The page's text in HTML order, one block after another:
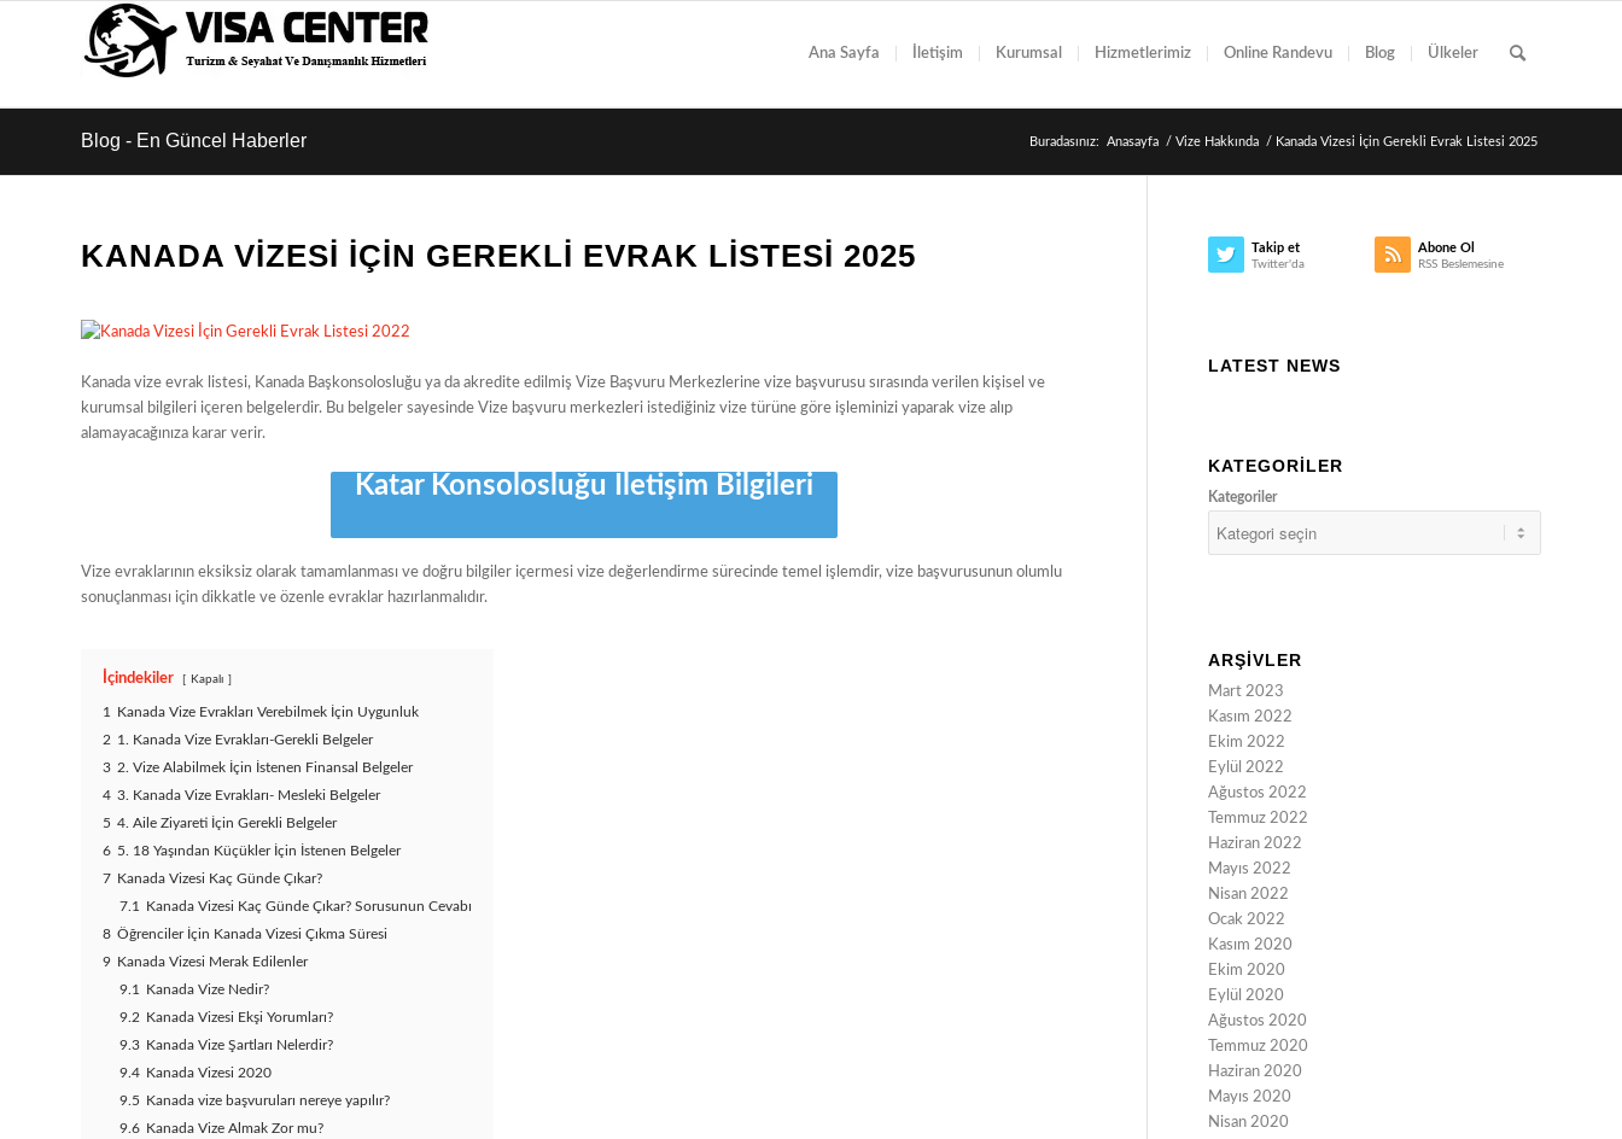
Ana Sayfa İletişim Kurumsal Hizmetlerimiz Online Randevu Blog Ülkeler
Blog - En Güncel Haberler Buradasınız: Anasayfa / Vize Hakkında / Kanada Vizesi İçin Gerekli Evrak Listesi 2025
KANADA VIZESI İÇIN GEREKLI EVRAK LISTESI 2025
Kanada vize evrak listesi, Kanada Başkonsolosluğu ya da akredite edilmiş Vize Başvuru Merkezlerine vize başvurusu sırasında verilen kişisel ve
kurumsal bilgileri içeren belgelerdir. Bu belgeler sayesinde Vize başvuru merkezleri istediğiniz vize türüne göre işleminizi yaparak vize alıp
alamayacağınıza karar verir.
Katar Konsolosluğu İletişim Bilgileri
Vize evraklarının eksiksiz olarak tamamlanması ve doğru bilgiler içermesi vize değerlendirme sürecinde temel işlemdir, vize başvurusunun olumlu
sonuçlanması için dikkatle ve özenle evraklar hazırlanmalıdır.
İçindekiler Kapalı
1 Kanada Vize Evrakları Verebilmek İçin Uygunluk
2 1. Kanada Vize Evrakları-Gerekli Belgeler
3 2. Vize Alabilmek İçin İstenen Finansal Belgeler
4 3. Kanada Vize Evrakları- Mesleki Belgeler
5 4. Aile Ziyareti İçin Gerekli Belgeler
6 5. 18 Yaşından Küçükler İçin İstenen Belgeler
7 Kanada Vizesi Kaç Günde Çıkar?
7.1 Kanada Vizesi Kaç Günde Çıkar? Sorusunun Cevabı
8 Öğrenciler İçin Kanada Vizesi Çıkma Süresi
9 Kanada Vizesi Merak Edilenler
9.1 Kanada Vize Nedir?
9.2 Kanada Vizesi Ekşi Yorumları?
9.3 Kanada Vize Şartları Nelerdir?
9.4 Kanada Vizesi 2020
9.5 Kanada vize başvuruları nereye yapılır?
9.6 Kanada Vize Almak Zor mu?
Takip et
Twitter'da
Abone Ol
RSS Beslemesine
LATEST NEWS
KATEGORILER
Kategoriler
ARŞIVLER
Mart 2023
Kasım 2022
Ekim 2022
Eylül 2022
Ağustos 2022
Temmuz 2022
Haziran 2022
Mayıs 2022
Nisan 2022
Ocak 2022
Kasım 2020
Ekim 2020
Eylül 2020
Ağustos 2020
Temmuz 2020
Haziran 2020
Mayıs 2020
Nisan 2020